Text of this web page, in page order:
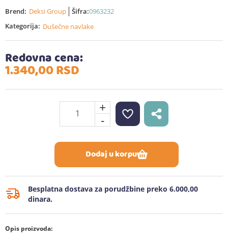
Brend: Deksi Group Šifra:0963232
Kategorija: Dušečne navlake
Redovna cena:
1.340,00RSD
+
-
Dodaj u korpu
Besplatna dostava za porudžbine preko 6.000,00
dinara.
Opis proizvoda: